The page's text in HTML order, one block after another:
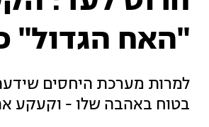
"האח הגדול"
למרות מערכת היחסים
בטוח באהבה שלו - וקעקע